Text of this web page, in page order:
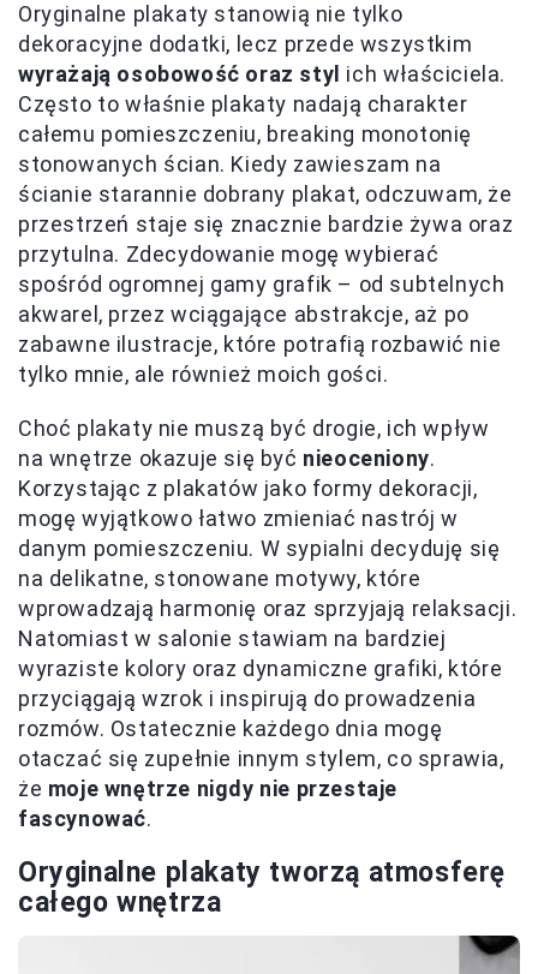
Oryginalne plakaty stanowią nie tylko
dekoracyjne dodatki, lecz przede wszystkim
wyrażają osobowość oraz styl ich właściciela.
Często to właśnie plakaty nadają charakter
całemu pomieszczeniu, breaking monotonię
stonowanych ścian. Kiedy zawieszam na
ścianie starannie dobrany plakat, odczuwam, że
przestrzeń staje się znacznie bardzie żywa oraz
przytulna. Zdecydowanie mogę wybierać
spośród ogromnej gamy grafik – od subtelnych
akwarel, przez wciągające abstrakcje, aż po
zabawne ilustracje, które potrafią rozbawić nie
tylko mnie, ale również moich gości.
Choć plakaty nie muszą być drogie, ich wpływ
na wnętrze okazuje się być nieoceniony.
Korzystając z plakatów jako formy dekoracji,
mogę wyjątkowo łatwo zmieniać nastrój w
danym pomieszczeniu. W sypialni decyduję się
na delikatne, stonowane motywy, które
wprowadzają harmonię oraz sprzyjają relaksacji.
Natomiast w salonie stawiam na bardziej
wyraziste kolory oraz dynamiczne grafiki, które
przyciągają wzrok i inspirują do prowadzenia
rozmów. Ostatecznie każdego dnia mogę
otaczać się zupełnie innym stylem, co sprawia,
że moje wnętrze nigdy nie przestaje
fascynować.
Oryginalne plakaty tworzą atmosferę
całego wnętrza